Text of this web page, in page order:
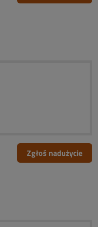
Zgłoś nadużycie